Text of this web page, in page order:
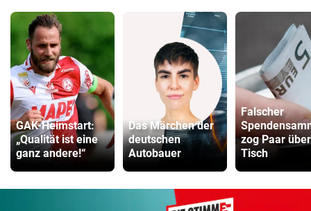
GAK-Heimstart:
„Qualität ist eine
ganz andere!“
Das Märchen der
deutschen
Autobauer
Falscher
zog Paar
Tisch